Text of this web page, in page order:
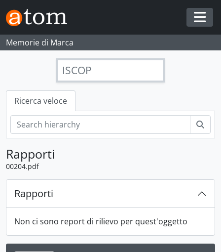
Skip to main content
Memorie di Marca
ISCOP
Ricerca veloce
Rapporti
00204.pdf
Rapporti
Non ci sono report di rilievo per quest'oggetto